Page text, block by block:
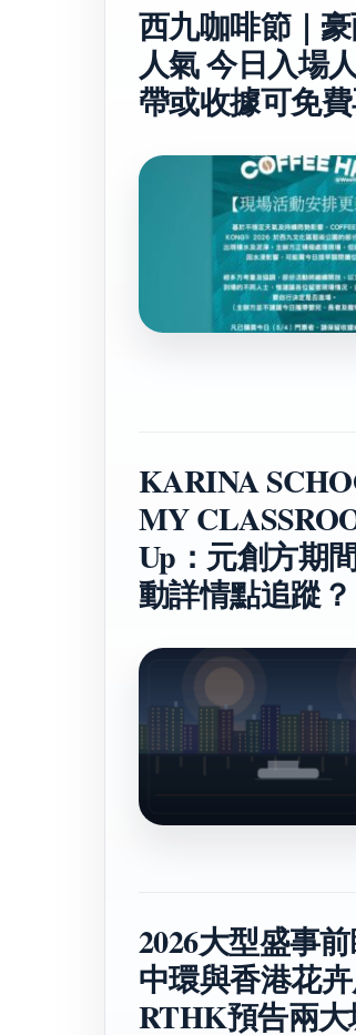
西九咖啡節｜
人氣 今日入場
帶或收據可免
KARINA
MY
Up：元創方期
動詳情點追蹤？
2026大型盛事
中環與香港花卉
RTHK預告兩